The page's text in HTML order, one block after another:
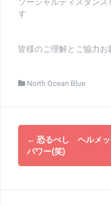
す
皆様のご理解とご協力
North Ocean Blue
投
稿
← 恐るべし ヘルメッ
パワー(笑)